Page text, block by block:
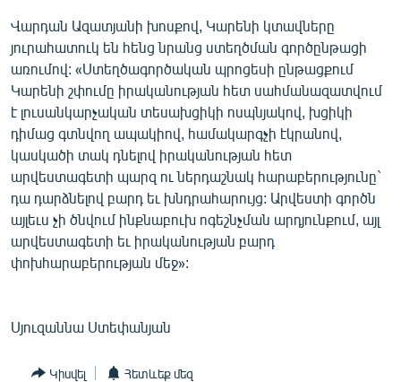
Русский
ՀԵՏԵՎԵՔ ՄԵԶ
«Ազատության» բոլոր կայքերը
Վարդան Ազատյանի խոսքով, Կարենի կտավները
յուրահատուկ են հենց նրանց ստեղծման գործընթացի
առումով: «Ստեղծագործական պրոցեսի ընթացքում
Կարենի շփումը իրականության հետ սահմանազատվում
է լուսանկարչական տեսախցիկի ոսպնյակով, խցիկի
դիմաց գտնվող ապակիով, համակարգչի էկրանով,
կասկածի տակ դնելով իրականության հետ
արվեստագետի պարզ ու ներդաշնակ հարաբերությունը`
դա դարձնելով բարդ եւ խնդրահարույց: Արվեստի գործն
այլեւս չի ծնվում ինքնաբուխ ոգեշնչման արդյունքում, այլ
արվեստագետի եւ իրականության բարդ
փոխհարաբերության մեջ»:
Սյուզաննա Ստեփանյան
Կիսվել Հետևեք մեզ